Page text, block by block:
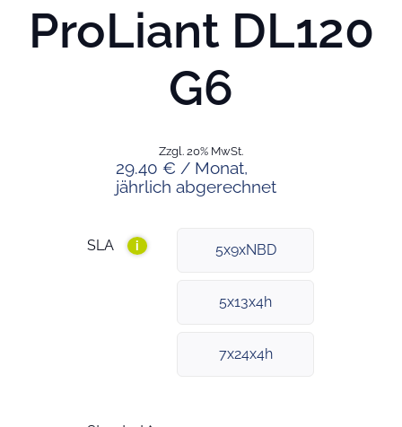
ProLiant DL120
G6
29.40 € / Monat,
jährlich abgerechnet
Zzgl. 20% MwSt.
SLA i 5x9xNBD
5x13x4h
7x24x4h